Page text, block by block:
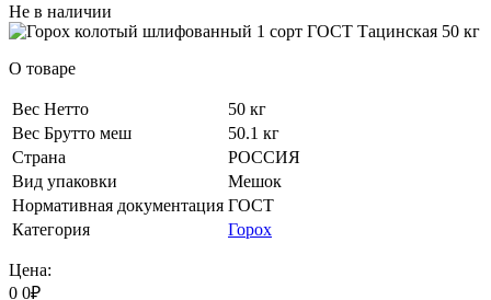
Не в наличии
О товаре
Вес Нетто
50 кг
Вес Брутто меш
50.1 кг
Страна
РОССИЯ
Вид упаковки
Мешок
Нормативная документация ГОСТ
Категория
Горох
Цена:
0 0₽